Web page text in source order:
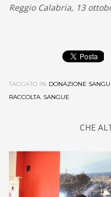
Reggio Calabria, 13
TAGGATO IN: DONAZIONE
RACCOLTA, SANGUE
CHE